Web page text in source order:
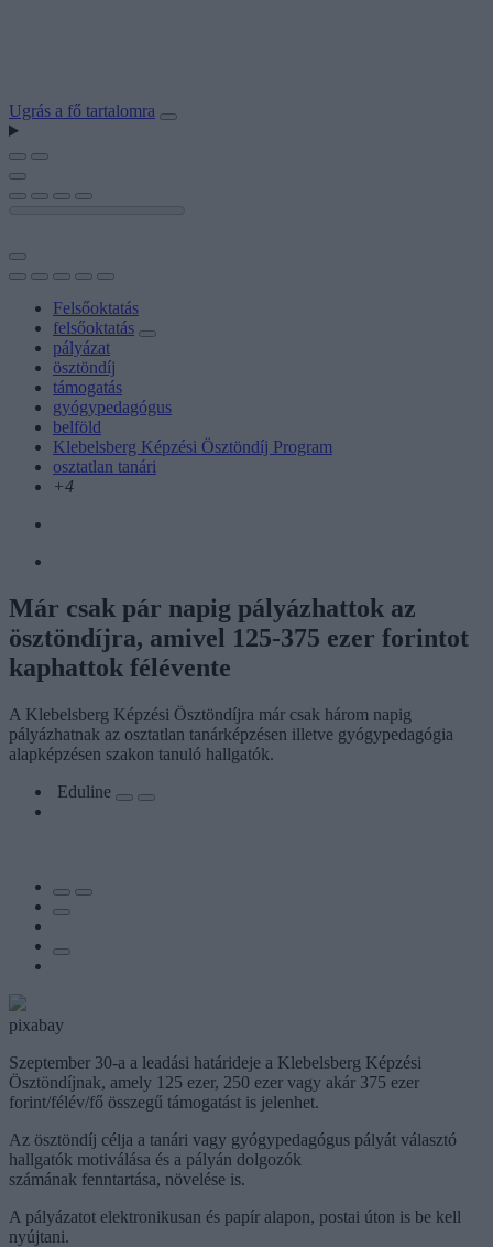
Ugrás a fő tartalomra
Felsőoktatás
felsőoktatás
pályázat
ösztöndíj
támogatás
gyógypedagógus
belföld
Klebelsberg Képzési Ösztöndíj Program
osztatlan tanári
+4
Már csak pár napig pályázhattok az
ösztöndíjra, amivel 125-375 ezer forintot
kaphattok félévente
A Klebelsberg Képzési Ösztöndíjra már csak három napig
pályázhatnak az osztatlan tanárképzésen illetve gyógypedagógia
alapképzésen szakon tanuló hallgatók.
Eduline
pixabay
Szeptember 30-a a leadási határideje a Klebelsberg Képzési
Ösztöndíjnak, amely 125 ezer, 250 ezer vagy akár 375 ezer
forint/félév/fő összegű támogatást is jelenhet.
Az ösztöndíj célja a tanári vagy gyógypedagógus pályát választó
hallgatók motiválása és a pályán dolgozók
számának fenntartása, növelése is.
A pályázatot elektronikusan és papír alapon, postai úton is be kell
nyújtani.